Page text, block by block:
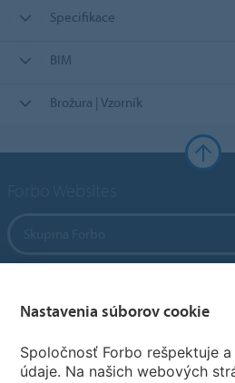
Specifikace
BIM
Brožura | Vzorník
Nastavenia súborov cookie
Spoločnosť Forbo rešpektuje
údaje. Na našich webových